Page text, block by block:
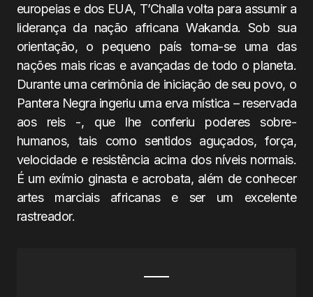
europeias e dos EUA, T’Challa volta para assumir a
liderança da nação africana Wakanda. Sob sua
orientação, o pequeno país torna-se uma das
nações mais ricas e avançadas de todo o planeta.
Durante uma cerimônia de iniciação de seu povo, o
Pantera Negra ingeriu uma erva mística – reservada
aos reis -, que lhe conferiu poderes sobre-
humanos, tais como sentidos aguçados, força,
velocidade e resistência acima dos níveis normais.
É um exímio ginasta e acrobata, além de conhecer
artes marciais africanas e ser um excelente
rastreador.